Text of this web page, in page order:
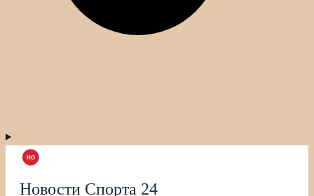
Новости Спорта 24